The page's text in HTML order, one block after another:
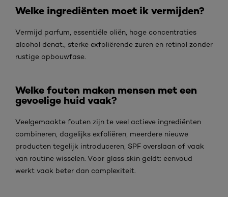
Welke ingrediënten moet ik vermijden?
Vermijd parfum, essentiële oliën, hoge concentraties
alcohol denat., sterke exfoliërende zuren en retinol zonder
rustige opbouwfase.
Welke fouten maken mensen met een
gevoelige huid vaak?
Veelgemaakte fouten zijn te veel actieve ingrediënten
combineren, dagelijks exfoliëren, meerdere nieuwe
producten tegelijk introduceren, SPF overslaan of vaak
van routine wisselen. Voor glass skin geldt: eenvoud
werkt vaak beter dan complexiteit.